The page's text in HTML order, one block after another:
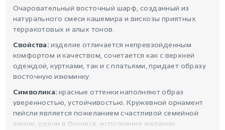
Очаровательный восточный шарф, созданный из
натурального смеси кашемира и вискозы приятных
терракотовых и алых тонов.
Свойства: изделие отличается непревзойденным
комфортом и качеством, сочетается как с верхней
одеждой, куртками, так и с платьями, придает образу
восточную изюминку.
Символика: красные оттенки наполняют образ
уверенностью, устойчивостью. Кружевной орнамент
пейсли является пожеланием счастливой семейной
жизни, удачи в бизнесе, исполнения желаний.